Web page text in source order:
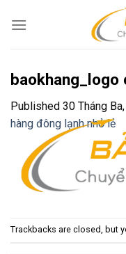
baokhang_logo
Published 30 Tháng
hàng đông lạnh nhỏ lẻ
Trackbacks are closed, but